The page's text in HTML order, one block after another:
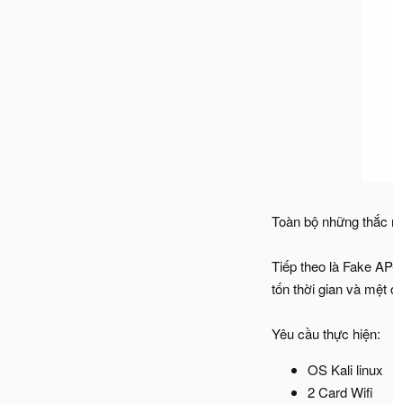
Toàn bộ những
Tiếp theo là Fake
tốn thời gian và mệt
Yêu cầu thực hiện:
OS Kali linux
2 Card Wifi